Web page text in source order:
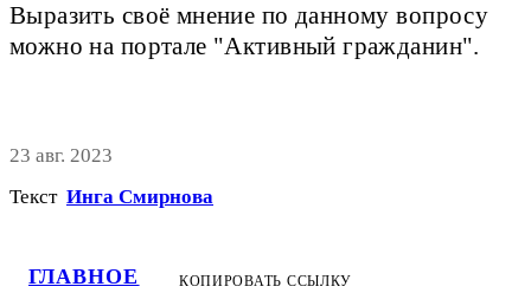
ГЛАВНОЕ
Выразить своё мнение по данному вопросу
можно на портале "Активный гражданин".
23 авг. 2023
Текст Инга Смирнова
КОПИРОВАТЬ ССЫЛКУ